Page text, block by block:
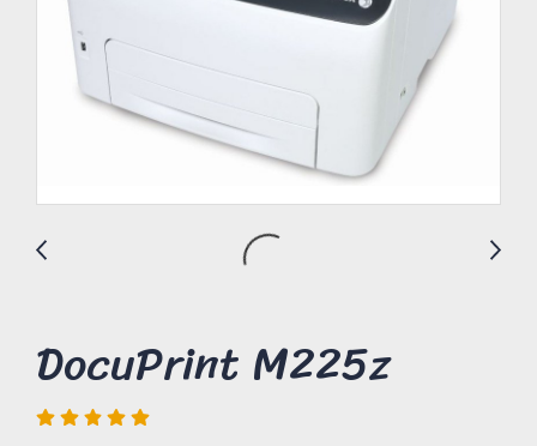
DocuPrint M225z